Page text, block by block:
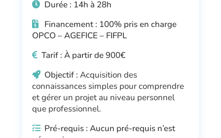
Durée : 14h à 28h
Financement : 100% pris en charge
OPCO – AGEFICE – FIFPL
Tarif : À partir de 900€
Objectif : Acquisition des
connaissances simples pour comprendre
et gérer un projet au niveau personnel
que professionnel.
Pré-requis : Aucun pré-requis n’est